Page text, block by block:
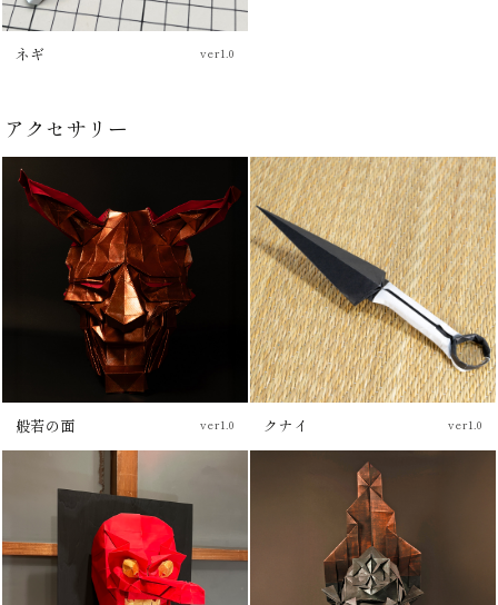
ネギ ver1.0
アクセサリー
ブログ
般若の面
ver1.0
チュートリアル
クナイ ver1.0